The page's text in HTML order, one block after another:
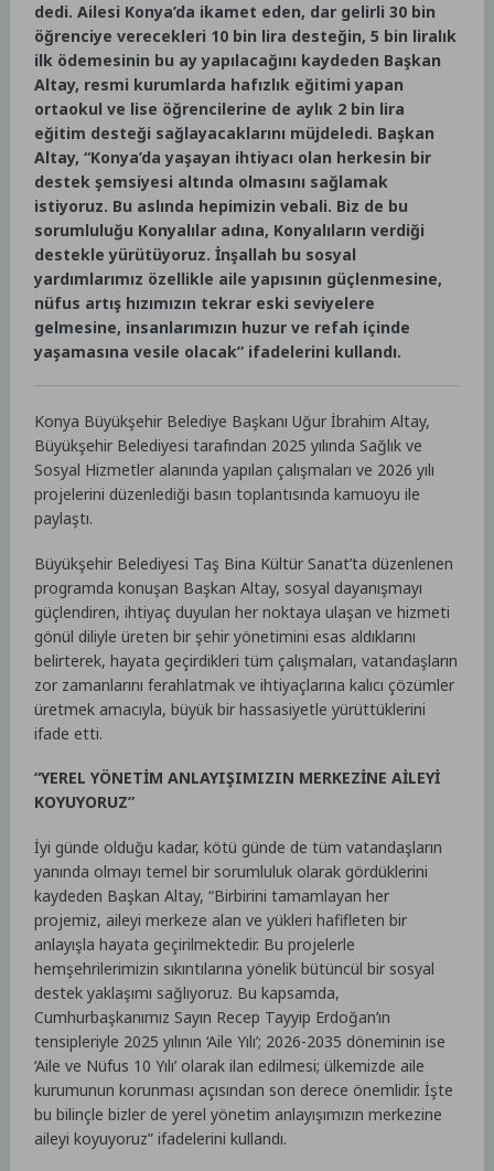
dedi. Ailesi Konya’da ikamet eden, dar gelirli 30 bin
öğrenciye verecekleri 10 bin lira desteğin, 5 bin liralık
ilk ödemesinin bu ay yapılacağını kaydeden Başkan
Altay, resmi kurumlarda hafızlık eğitimi yapan
ortaokul ve lise öğrencilerine de aylık 2 bin lira
eğitim desteği sağlayacaklarını müjdeledi. Başkan
Altay, “Konya’da yaşayan ihtiyacı olan herkesin bir
destek şemsiyesi altında olmasını sağlamak
istiyoruz. Bu aslında hepimizin vebali. Biz de bu
sorumluluğu Konyalılar adına, Konyalıların verdiği
destekle yürütüyoruz. İnşallah bu sosyal
yardımlarımız özellikle aile yapısının güçlenmesine,
nüfus artış hızımızın tekrar eski seviyelere
gelmesine, insanlarımızın huzur ve refah içinde
yaşamasına vesile olacak” ifadelerini kullandı.
Konya Büyükşehir Belediye Başkanı Uğur İbrahim Altay,
Büyükşehir Belediyesi tarafından 2025 yılında Sağlık ve
Sosyal Hizmetler alanında yapılan çalışmaları ve 2026 yılı
projelerini düzenlediği basın toplantısında kamuoyu ile
paylaştı.
Büyükşehir Belediyesi Taş Bina Kültür Sanat’ta düzenlenen
programda konuşan Başkan Altay, sosyal dayanışmayı
güçlendiren, ihtiyaç duyulan her noktaya ulaşan ve hizmeti
gönül diliyle üreten bir şehir yönetimini esas aldıklarını
belirterek, hayata geçirdikleri tüm çalışmaları, vatandaşların
zor zamanlarını ferahlatmak ve ihtiyaçlarına kalıcı çözümler
üretmek amacıyla, büyük bir hassasiyetle yürüttüklerini
ifade etti.
“YEREL YÖNETİM ANLAYIŞIMIZIN MERKEZİNE AİLEYİ
KOYUYORUZ”
İyi günde olduğu kadar, kötü günde de tüm vatandaşların
yanında olmayı temel bir sorumluluk olarak gördüklerini
kaydeden Başkan Altay, “Birbirini tamamlayan her
projemiz, aileyi merkeze alan ve yükleri hafifleten bir
anlayışla hayata geçirilmektedir. Bu projelerle
hemşehrilerimizin sıkıntılarına yönelik bütüncül bir sosyal
destek yaklaşımı sağlıyoruz. Bu kapsamda,
Cumhurbaşkanımız Sayın Recep Tayyip Erdoğan’ın
tensipleriyle 2025 yılının ‘Aile Yılı’; 2026-2035 döneminin ise
‘Aile ve Nüfus 10 Yılı’ olarak ilan edilmesi; ülkemizde aile
kurumunun korunması açısından son derece önemlidir. İşte
bu bilinçle bizler de yerel yönetim anlayışımızın merkezine
aileyi koyuyoruz” ifadelerini kullandı.